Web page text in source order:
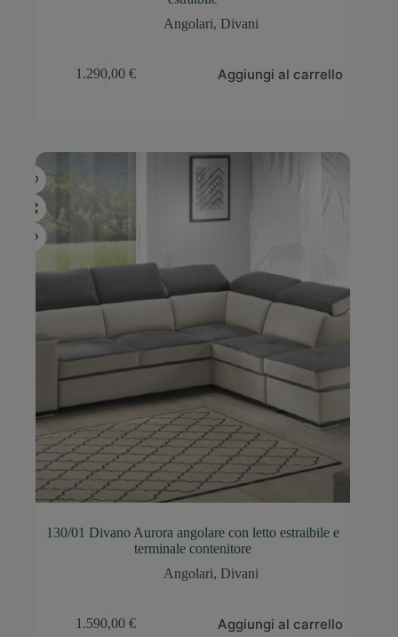
Angolari, Divani
1.290,00 € Aggiungi al carrello
130/01 Divano Aurora angolare con letto estraibile e
terminale contenitore
Angolari, Divani
1.590,00 € Aggiungi al carrello